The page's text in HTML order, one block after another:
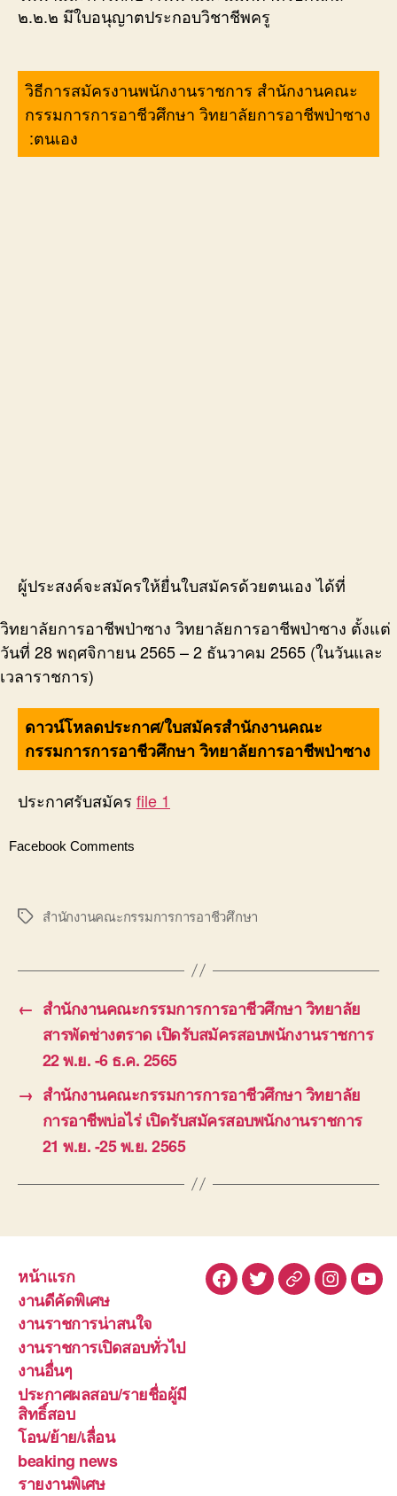
๒.๒.๒ มึใบอนุญาตประกอบวิชาชีพครู
วิธีการสมัครงานพนักงานราชการ สำนักงานคณะ
กรรมการการอาชีวศึกษา วิทยาลัยการอาชีพป่าซาง
:ตนเอง
ผู้ประสงค์จะสมัครให้ยื่นใบสมัครด้วยตนเอง ได้ที่
วิทยาลัยการอาชีพป่าซาง วิทยาลัยการอาชีพป่าซาง ตั้งแต่
วันที่ 28 พฤศจิกายน 2565 – 2 ธันวาคม 2565 (ในวันและ
เวลาราชการ)
ดาวน์โหลดประกาศ/ใบสมัครสำนักงานคณะ
กรรมการการอาชีวศึกษา วิทยาลัยการอาชีพป่าซาง
ประกาศรับสมัคร file 1
Facebook Comments
Tagsสำนักงานคณะกรรมการการอาชีวศึกษา
← สำนักงานคณะกรรมการการอาชีวศึกษา วิทยาลัย
สารพัดช่างตราด เปิดรับสมัครสอบพนักงานราชการ
22 พ.ย. -6 ธ.ค. 2565
→ สำนักงานคณะกรรมการการอาชีวศึกษา วิทยาลัย
การอาชีพบ่อไร่ เปิดรับสมัครสอบพนักงานราชการ
21 พ.ย. -25 พ.ย. 2565
หน้าแรก
งานดีคัดพิเศษ
งานราชการน่าสนใจ
งานราชการเปิดสอบทั่วไป
งานอื่นๆ
ประกาศผลสอบ/รายชื่อผู้มี
สิทธิ์สอบ
โอน/ย้าย/เลื่อน
beaking news
รายงานพิเศษ
Facebook
TwitterLine